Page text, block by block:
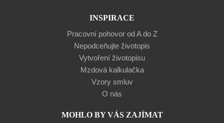
INSPIRACE
Pracovní pohovor od A do Z
Nepodceňujte životopis
Vytvoření životopisu
Mzdová kalkulačka
Vzory smluv
O nás
MOHLO BY VÁS ZAJÍMAT